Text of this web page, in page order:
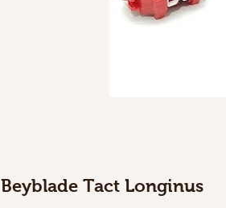
Beyblade Tact Longinus